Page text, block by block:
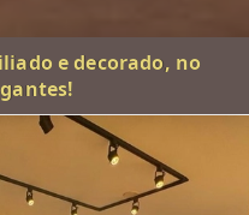
e decorado, no